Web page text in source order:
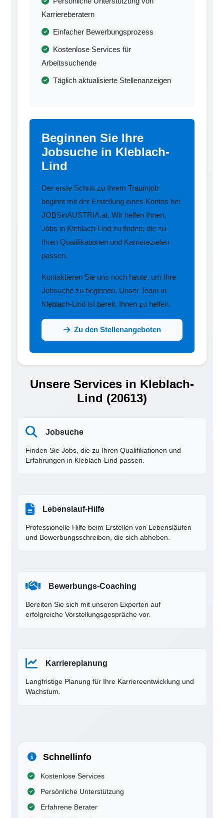
Karriereberatern
Einfacher Bewerbungsprozess
Kostenlose Services für
Arbeitssuchende
Täglich aktualisierte Stellenanzeigen
Beginnen Sie Ihre
Jobsuche in Kleblach-
Lind
Der erste Schritt zu Ihrem Traumjob
beginnt mit der Erstellung eines Kontos bei
JOBSinAUSTRIA.at. Wir helfen Ihnen,
Jobs in Kleblach-Lind zu finden, die zu
Ihren Qualifikationen und Karrierezielen
passen.
Kontaktieren Sie uns noch heute, um Ihre
Jobsuche zu beginnen. Unser Team in
Kleblach-Lind ist bereit, Ihnen zu helfen.
Zu den Stellenangeboten
Unsere Services in Kleblach-
Lind (20613)
Jobsuche
Finden Sie Jobs, die zu Ihren Qualifikationen und
Erfahrungen in Kleblach-Lind passen.
Lebenslauf-Hilfe
Professionelle Hilfe beim Erstellen von Lebensläufen
und Bewerbungsschreiben, die sich abheben.
Bewerbungs-Coaching
Bereiten Sie sich mit unseren Experten auf
erfolgreiche Vorstellungsgespräche vor.
Karriereplanung
Langfristige Planung für Ihre Karriereentwicklung und
Wachstum.
Schnellinfo
Kostenlose Services
Persönliche Unterstützung
Erfahrene Berater